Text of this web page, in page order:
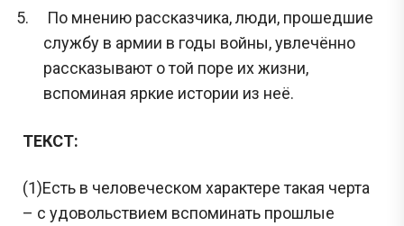
По мнению рассказчика, люди, прошедшие
службу в армии в годы войны, увлечённо
рассказывают о той поре их жизни,
вспоминая яркие истории из неё.
ТЕКСТ:
(1)Есть в человеческом характере такая черта
– с удовольствием вспоминать прошлые